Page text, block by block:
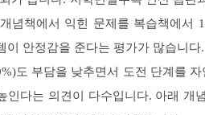
념책에서 익힌 문제를 복습책에서
이 안정감을 준다는 평가가 많습니다
도 부담을 낮추면서 도전 단계를 자
인다는 의견이 다수입니다. 아래 개